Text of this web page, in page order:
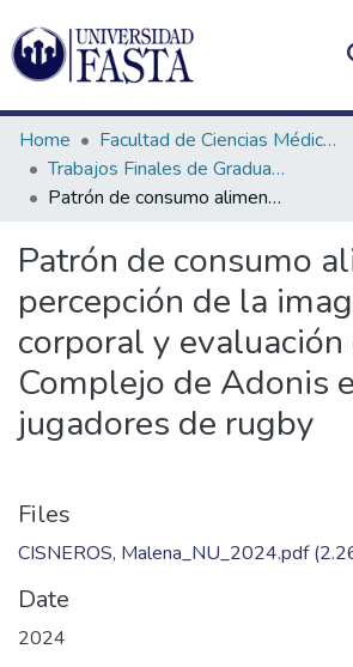
Communities
&
Collections
All of DSpace
Statistics
In(current)
Home
Facultad de Ciencias Médicas
Trabajos Finales de Graduación de Licenciatura en Nutrición
Patrón de consumo alimentario, percepción de la imagen corporal y evaluación del Complejo de Adonis en jugadores de rugby
Patrón de consumo
percepción de la
corporal y
Complejo de Adonis
jugadores de rugby
Files
CISNEROS, Malena_NU_2024.pdf
Date
2024